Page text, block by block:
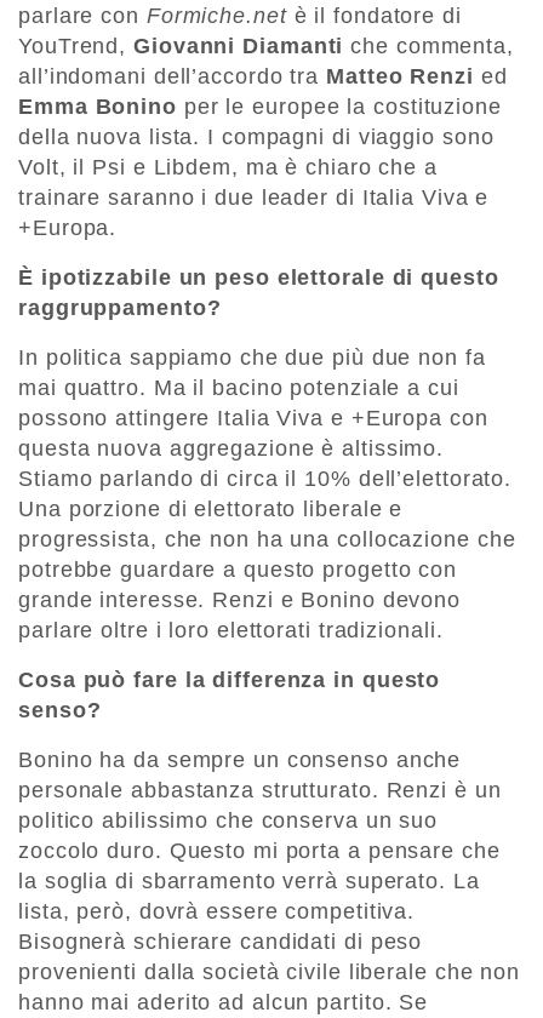
parlare con Formiche.netè il fondatore di
YouTrend, Giovanni Diamanti che commenta,
all’indomani dell’accordo tra Matteo Renzi ed
Emma Bonino per le europee la costituzione
della nuova lista. I compagni di viaggio sono
Volt, il Psi e Libdem, ma è chiaro che a
trainare saranno i due leader di Italia Viva e
+Europa.
È ipotizzabile un peso elettorale di questo
raggruppamento?
In politica sappiamo che due più due non fa
mai quattro. Ma il bacino potenziale a cui
possono attingere Italia Viva e +Europa con
questa nuova aggregazione è altissimo.
Stiamo parlando di circa il 10% dell’elettorato.
Una porzione di elettorato liberale e
progressista, che non ha una collocazione che
potrebbe guardare a questo progetto con
grande interesse. Renzi e Bonino devono
parlare oltre i loro elettorati tradizionali.
Cosa può fare la differenza in questo
senso?
Bonino ha da sempre un consenso anche
personale abbastanza strutturato. Renzi è un
politico abilissimo che conserva un suo
zoccolo duro. Questo mi porta a pensare che
la soglia di sbarramento verrà superato. La
lista, però, dovrà essere competitiva.
Bisognerà schierare candidati di peso
provenienti dalla società civile liberale che non
hanno mai aderito ad alcun partito. Se